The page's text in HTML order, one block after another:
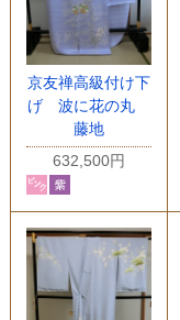
京友禅高級付け下
げ 波に花の丸
藤地
632,500円